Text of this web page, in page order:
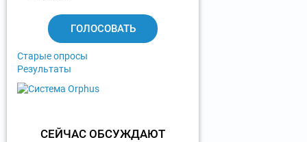
Старые опросы
Результаты
СЕЙЧАС ОБСУЖДАЮТ